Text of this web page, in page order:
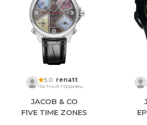
5.0 renatt
Частный продавец
JACOB & CO
FIVE TIME ZONES